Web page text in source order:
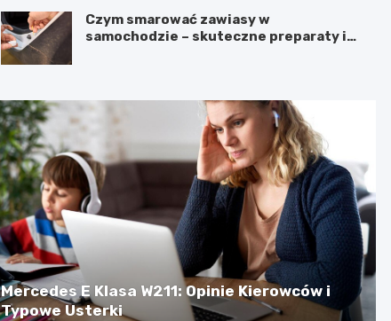
Czym smarować zawiasy w
samochodzie – skuteczne preparaty i
Mercedes E Klasa W211: Opinie Kierowców i
Typowe Usterki